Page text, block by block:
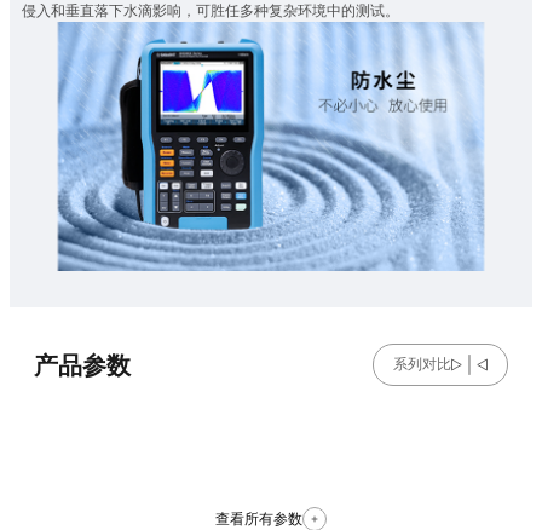
侵入和垂直落下水滴影响，可胜任多种复杂环境中的测试。
产品参数 系列对比
查看所有参数